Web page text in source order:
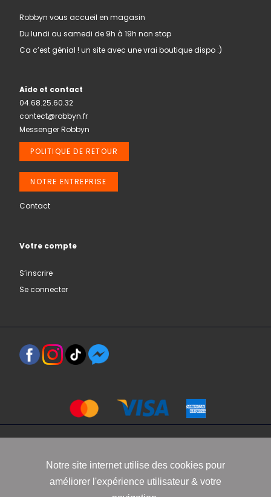
Robbyn vous accueil en magasin
Du lundi au samedi de 9h à 19h non stop
Ca c’est génial ! un site avec une vrai boutique dispo :)
Aide et contact
04.68.25.60.32
contect@robbyn.fr
Messenger Robbyn
POLITIQUE DE RETOUR
NOTRE ENTREPRISE
Contact
Votre compte
S’inscrire
Se connecter
Conditions générales de vente
Notre site internet utilise des cookies pour
améliorer l'expérience utilisateur & votre